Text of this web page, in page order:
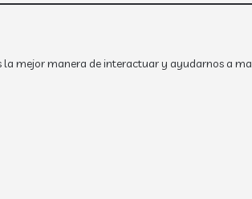
la mejor manera de interactuar y ayudarnos a